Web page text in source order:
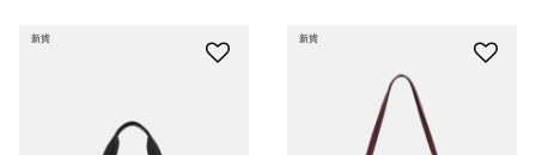
新貨 新貨